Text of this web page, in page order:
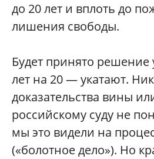
до 20 лет и вплоть до
лишения свободы.
Будет принято решение
лет на 20 — укатают.
доказательства вины
российскому суду не
мы это видели на
(«болотное дело»). Но